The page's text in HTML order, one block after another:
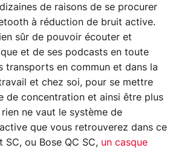
de raisons de se procurer
à réduction de bruit active.
sûr de pouvoir écouter et
et de ses podcasts en toute
transports en commun et dans la
et chez soi, pour se mettre
de concentration et ainsi être plus
ne vaut le système de
que vous retrouverez dans ce
SC, ou Bose QC SC, un casque